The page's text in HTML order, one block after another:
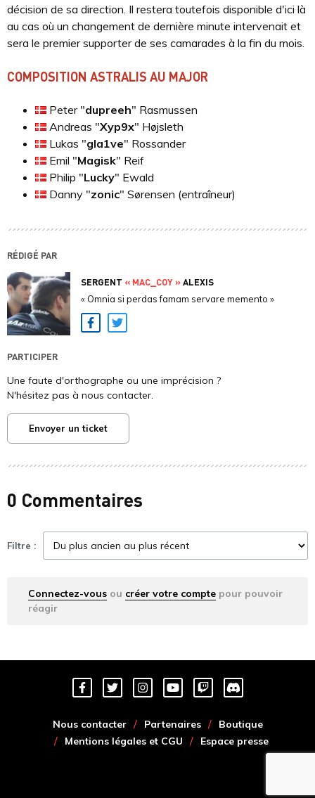
décision de sa direction. Il restera toutefois disponible d'ici là
au cas où un changement de dernière minute intervenait et
sera le premier supporter de ses camarades à la fin du mois.
COMPOSITION ASTRALIS AU MAJOR
Peter "dupreeh" Rasmussen
Andreas "Xyp9x" Højsleth
Lukas "gla1ve" Rossander
Emil "Magisk" Reif
Philip "Lucky" Ewald
Danny "zonic" Sørensen (entraîneur)
RÉDIGÉ PAR
SERGENT « MAC_COY »ALEXIS
« Omnia si perdas famam servare memento »
Facebook
Twitter
PARTICIPER
Une faute d'orthographe ou une imprécision ?
N'hésitez pas à nous contacter.
Envoyer un ticket
0 Commentaires
Filtre :
Connectez-vous ou créer votre compte pour pouvoir
réagir
Nous contacter Partenaires
Boutique
Mentions légales et CGU
Espace presse